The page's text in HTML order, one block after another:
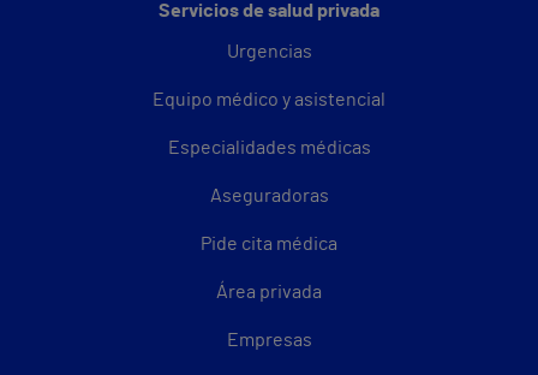
Servicios de salud privada
Urgencias
Equipo médico y asistencial
Especialidades médicas
Aseguradoras
Pide cita médica
Área privada
Empresas